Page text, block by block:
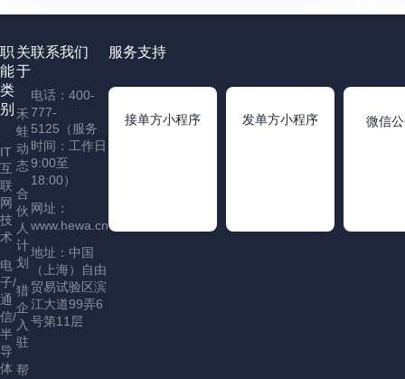
职
能
类
别
IT
互
联
网
技
术
电
子/
通
信/
半
导
体
关
于
禾
蛙
动
态
合
伙
人
计
划
猎
企
入
驻
帮
联系我们
电话：400-
777-
5125（服务
时间：工作日
9:00至
18:00）
网址：
www.hewa.cn
地址：中国
（上海）自由
贸易试验区滨
江大道99弄6
号第11层
服务支持
接单方小程序 发单方小程序 微信